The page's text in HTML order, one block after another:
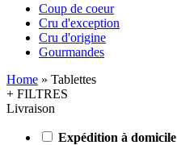
Coup de coeur
Cru d'exception
Cru d'origine
Gourmandes
Home » Tablettes
+ FILTRES
Livraison
Expédition à domicile